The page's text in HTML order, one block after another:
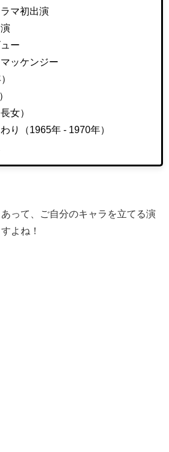
マ初出演
ー
ッケンジー
女）
り（1965年 - 1970年）
って、ご自分のキャラを立てる演
よね！